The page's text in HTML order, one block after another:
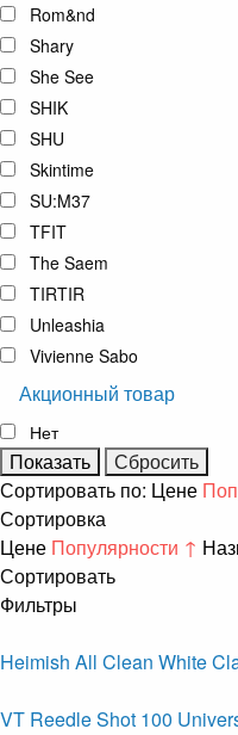
Rom&nd
Shary
She See
SHIK
SHU
Skintime
SU:M37
TFIT
The Saem
TIRTIR
Unleashia
Vivienne Sabo
Акционный товар
Нет
Сортировать по: Цене
Сортировка
Цене Популярности ↑
Сортировать
Фильтры
Heimish All Clean White
VT Reedle Shot 100